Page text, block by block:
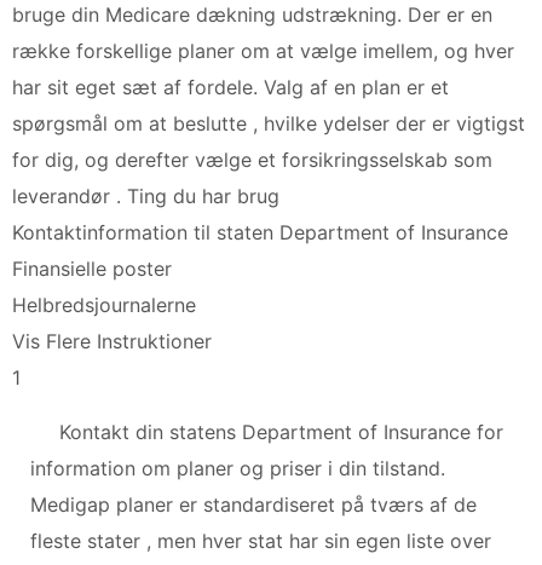
bruge din Medicare dækning udstrækning. Der er en
række forskellige planer om at vælge imellem, og hver
har sit eget sæt af fordele. Valg af en plan er et
spørgsmål om at beslutte , hvilke ydelser der er vigtigst
for dig, og derefter vælge et forsikringsselskab som
leverandør . Ting du har brug
Kontaktinformation til staten Department of Insurance
Finansielle poster
Helbredsjournalerne
Vis Flere Instruktioner
1
Kontakt din statens Department of Insurance for
information om planer og priser i din tilstand.
Medigap planer er standardiseret på tværs af de
fleste stater , men hver stat har sin egen liste over